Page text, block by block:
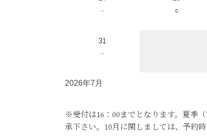
－
○
31
－
2026年7月
※受付は16：00までとなります。夏季
承下さい。10月に関しましては、予約